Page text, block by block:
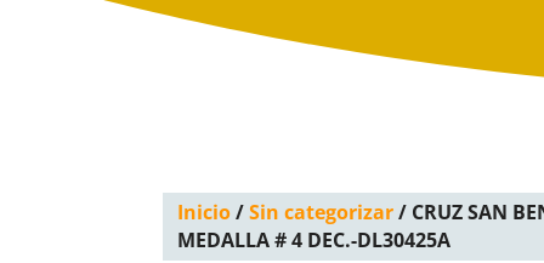
Inicio/Sin categorizar/ CRUZ SAN
MEDALLA # 4 DEC.-DL30425A